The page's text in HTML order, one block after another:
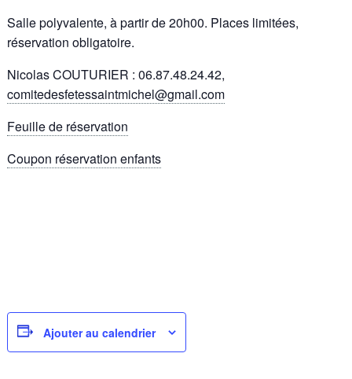
Salle polyvalente, à partir de 20h00. Places limitées,
réservation obligatoire.
Nicolas COUTURIER : 06.87.48.24.42,
comitedesfetessaintmichel@gmail.com
Feuille de réservation
Coupon réservation enfants
Ajouter au calendrier